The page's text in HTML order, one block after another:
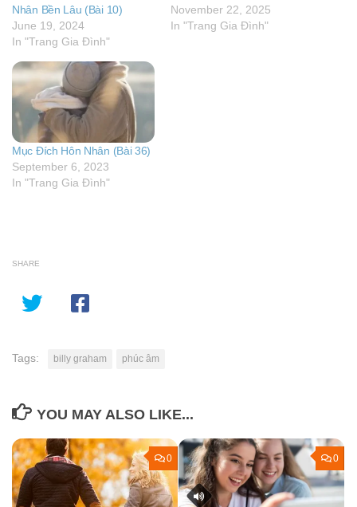
Nhân Bền Lâu (Bài 10)
June 19, 2024
In "Trang Gia Đình"
November 22, 2025
In "Trang Gia Đình"
Mục Đích Hôn Nhân (Bài 36)
September 6, 2023
In "Trang Gia Đình"
SHARE
Tags: billy graham phúc âm
YOU MAY ALSO LIKE...
0 0